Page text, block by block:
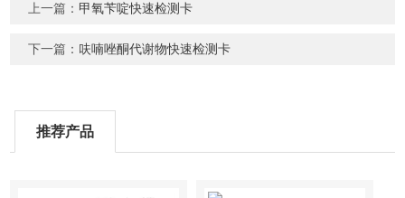
上一篇： 甲氧苄啶快速检测卡
下一篇： 呋喃唑酮代谢物快速检测卡
推荐产品